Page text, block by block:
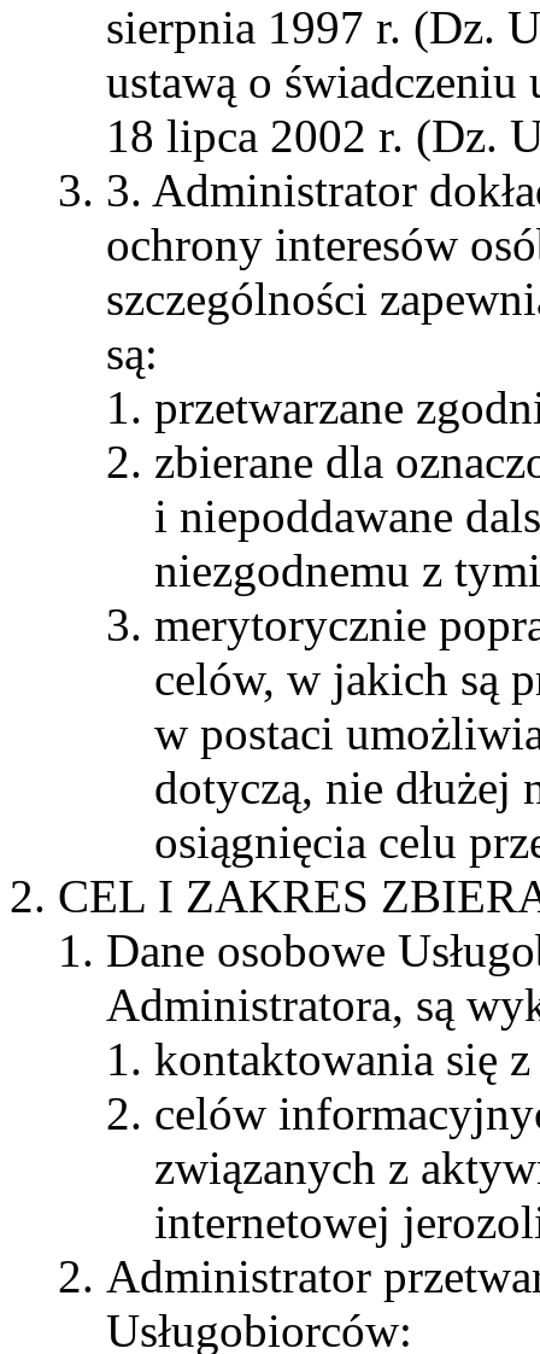
sierpnia 1997 r. (Dz.
ustawą o świadczeniu
18 lipca 2002 r. (Dz.
3. Administrator
ochrony interesów
szczególności
są:
przetwarzane
zbierane dla
i niepoddawane
niezgodnemu z
merytorycznie
celów, w jakich są
w postaci
dotyczą, nie dłużej
osiągnięcia celu
CEL I ZAKRES
Dane osobowe
Administratora, są
kontaktowania się
celów
związanych z
internetowej
Administrator
Usługobiorców: